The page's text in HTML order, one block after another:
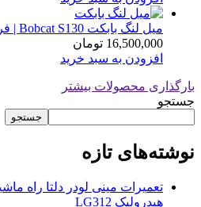
میل لنگ بابکت Bobcat S130 | فروش لوازم یدکی مینی لودر
16,500,000 تومان
افزودن به سبد خرید
بارگذاری محصولات بیشتر
جستجو
جستجو
نوشته‌های تازه
تعمیرات مینی لودر دلتا راه
هیدرولیک LG312